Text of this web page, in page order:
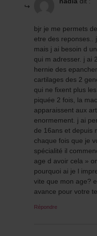
bjr je me permets
etre des reponses..
mais j ai besoin d
qui m adresser. j ai
hernie des
cartilages des 2
qui ne fixent plus
piquée 2 fois, la
apparaissent aux
enormement. j ai
de 16ans et depuis
chaque fois que je
spécialité il
age d avoir cela »
pourquoi ai je l
vite que mon age?
avance pour votre
Répondre